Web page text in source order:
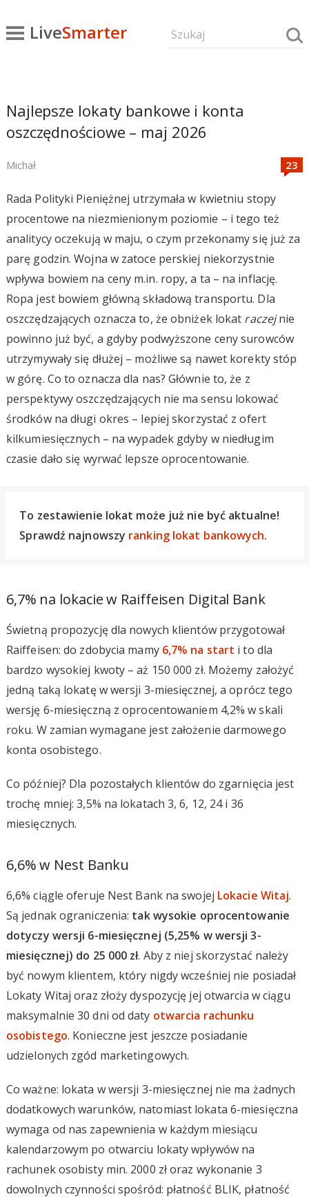
LiveSmarter
Najlepsze lokaty bankowe i konta
oszczędnościowe – maj 2026
Michał
Rada Polityki Pieniężnej utrzymała w kwietniu stopy
procentowe na niezmienionym poziomie – i tego też
analitycy oczekują w maju, o czym przekonamy się już za
parę godzin. Wojna w zatoce perskiej niekorzystnie
wpływa bowiem na ceny m.in. ropy, a ta – na inflację.
Ropa jest bowiem główną składową transportu. Dla
oszczędzających oznacza to, że obniżek lokat raczejnie
powinno już być, a gdyby podwyższone ceny surowców
utrzymywały się dłużej – możliwe są nawet korekty stóp
w górę. Co to oznacza dla nas? Głównie to, że z
perspektywy oszczędzających nie ma sensu lokować
środków na długi okres – lepiej skorzystać z ofert
kilkumiesięcznych – na wypadek gdyby w niedługim
czasie dało się wyrwać lepsze oprocentowanie.
To zestawienie lokat może już nie być aktualne!
Sprawdź najnowszy ranking lokat bankowych.
6,7% na lokacie w Raiffeisen Digital Bank
Świetną propozycję dla nowych klientów przygotował
Raiffeisen: do zdobycia mamy 6,7% na start i to dla
bardzo wysokiej kwoty – aż 150 000 zł. Możemy założyć
jedną taką lokatę w wersji 3-miesięcznej, a oprócz tego
wersję 6-miesięczną z oprocentowaniem 4,2% w skali
roku. W zamian wymagane jest założenie darmowego
konta osobistego.
Co później? Dla pozostałych klientów do zgarnięcia jest
trochę mniej: 3,5% na lokatach 3, 6, 12, 24 i 36
miesięcznych.
6,6% w Nest Banku
6,6% ciągle oferuje Nest Bank na swojej Lokacie Witaj.
Są jednak ograniczenia: tak wysokie oprocentowanie
dotyczy wersji 6-miesięcznej (5,25% w wersji 3-
miesięcznej) do 25 000 zł. Aby z niej skorzystać należy
być nowym klientem, który nigdy wcześniej nie posiadał
Lokaty Witaj oraz złoży dyspozycję jej otwarcia w ciągu
maksymalnie 30 dni od daty otwarcia rachunku
osobistego. Konieczne jest jeszcze posiadanie
udzielonych zgód marketingowych.
Co ważne: lokata w wersji 3-miesięcznej nie ma żadnych
dodatkowych warunków, natomiast lokata 6-miesięczna
wymaga od nas zapewnienia w każdym miesiącu
kalendarzowym po otwarciu lokaty wpływów na
rachunek osobisty min. 2000 zł oraz wykonanie 3
dowolnych czynności spośród: płatność BLIK, płatność